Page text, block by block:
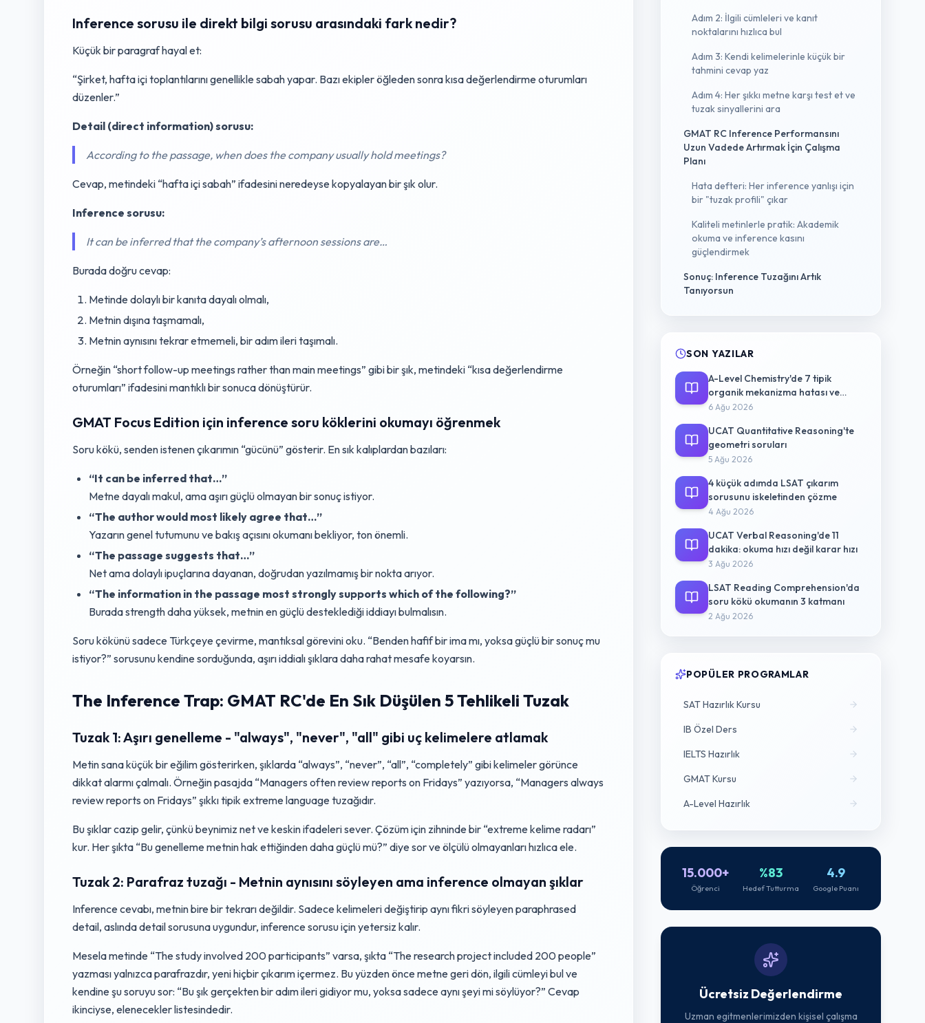
Inference sorusu ile direkt bilgi sorusu arasındaki fark nedir?
Küçük bir paragraf hayal et:
“Şirket, hafta içi toplantılarını genellikle sabah yapar. Bazı ekipler öğleden sonra kısa değerlendirme oturumları
düzenler.”
Detail (direct information) sorusu:
According to the passage, when does the company usually hold meetings?
Cevap, metindeki “hafta içi sabah” ifadesini neredeyse kopyalayan bir şık olur.
Inference sorusu:
It can be inferred that the company’s afternoon sessions are…
Burada doğru cevap:
Metinde dolaylı bir kanıta dayalı olmalı,
Metnin dışına taşmamalı,
Metnin aynısını tekrar etmemeli, bir adım ileri taşımalı.
Örneğin “short follow-up meetings rather than main meetings” gibi bir şık, metindeki “kısa değerlendirme
oturumları” ifadesini mantıklı bir sonuca dönüştürür.
GMAT Focus Edition için inference soru köklerini okumayı öğrenmek
Soru kökü, senden istenen çıkarımın “gücünü” gösterir. En sık kalıplardan bazıları:
“It can be inferred that…”
Metne dayalı makul, ama aşırı güçlü olmayan bir sonuç istiyor.
“The author would most likely agree that…”
Yazarın genel tutumunu ve bakış açısını okumanı bekliyor, ton önemli.
“The passage suggests that…”
Net ama dolaylı ipuçlarına dayanan, doğrudan yazılmamış bir nokta arıyor.
“The information in the passage most strongly supports which of the following?”
Burada strength daha yüksek, metnin en güçlü desteklediği iddiayı bulmalısın.
Soru kökünü sadece Türkçeye çevirme, mantıksal görevini oku. “Benden hafif bir ima mı, yoksa güçlü bir sonuç mu
istiyor?” sorusunu kendine sorduğunda, aşırı iddialı şıklara daha rahat mesafe koyarsın.
The Inference Trap: GMAT RC'de En Sık Düşülen 5 Tehlikeli Tuzak
Tuzak 1: Aşırı genelleme - "always", "never", "all" gibi uç kelimelere atlamak
Metin sana küçük bir eğilim gösterirken, şıklarda “always”, “never”, “all”, “completely” gibi kelimeler görünce
dikkat alarmı çalmalı. Örneğin pasajda “Managers often review reports on Fridays” yazıyorsa, “Managers always
review reports on Fridays” şıkkı tipik extreme language tuzağıdır.
Bu şıklar cazip gelir, çünkü beynimiz net ve keskin ifadeleri sever. Çözüm için zihninde bir “extreme kelime radarı”
kur. Her şıkta “Bu genelleme metnin hak ettiğinden daha güçlü mü?” diye sor ve ölçülü olmayanları hızlıca ele.
Tuzak 2: Parafraz tuzağı - Metnin aynısını söyleyen ama inference olmayan şıklar
Inference cevabı, metnin bire bir tekrarı değildir. Sadece kelimeleri değiştirip aynı fikri söyleyen paraphrased
detail, aslında detail sorusuna uygundur, inference sorusu için yetersiz kalır.
Mesela metinde “The study involved 200 participants” varsa, şıkta “The research project included 200 people”
yazması yalnızca parafrazdır, yeni hiçbir çıkarım içermez. Bu yüzden önce metne geri dön, ilgili cümleyi bul ve
kendine şu soruyu sor: “Bu şık gerçekten bir adım ileri gidiyor mu, yoksa sadece aynı şeyi mi söylüyor?” Cevap
ikinciyse, elenecekler listesindedir.
Adım 2: İlgili cümleleri ve kanıt
noktalarını hızlıca bul
Adım 3: Kendi kelimelerinle küçük bir
tahmini cevap yaz
Adım 4: Her şıkkı metne karşı test et ve
tuzak sinyallerini ara
GMAT RC Inference Performansını
Uzun Vadede Artırmak İçin Çalışma
Planı
Hata defteri: Her inference yanlışı için
bir "tuzak profili" çıkar
Kaliteli metinlerle pratik: Akademik
okuma ve inference kasını
güçlendirmek
Sonuç: Inference Tuzağını Artık
Tanıyorsun
SON YAZILAR
A-Level Chemistry'de 7 tipik
organik mekanizma hatası ve
düzeltme yolu
6 Ağu 2026
UCAT Quantitative Reasoning'te
geometri soruları
5 Ağu 2026
4 küçük adımda LSAT çıkarım
sorusunu iskeletinden çözme
4 Ağu 2026
UCAT Verbal Reasoning'de 11
dakika: okuma hızı değil karar hızı
3 Ağu 2026
LSAT Reading Comprehension'da
soru kökü okumanın 3 katmanı
2 Ağu 2026
POPÜLER PROGRAMLAR
SAT Hazırlık Kursu
IB Özel Ders
IELTS Hazırlık
GMAT Kursu
A-Level Hazırlık
15.000+
Öğrenci
%83
Hedef Tutturma
4.9
Google Puanı
Ücretsiz Değerlendirme
Uzman egitmenlerimizden kişisel çalışma